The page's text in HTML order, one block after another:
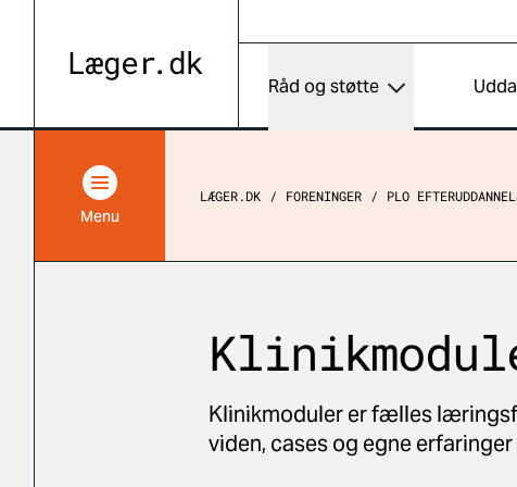
Råd og støtte
Menu
LÆGER.DK FORENINGER PLO
Klinikmoduler er fælles
viden, cases og egne